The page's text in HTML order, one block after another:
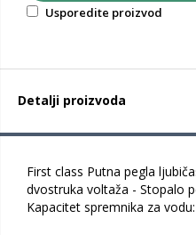
Usporedite proizvod
Detalji proizvoda
First class Putna pegla
dvostruka voltaža - Stopalo
Kapacitet spremnika za